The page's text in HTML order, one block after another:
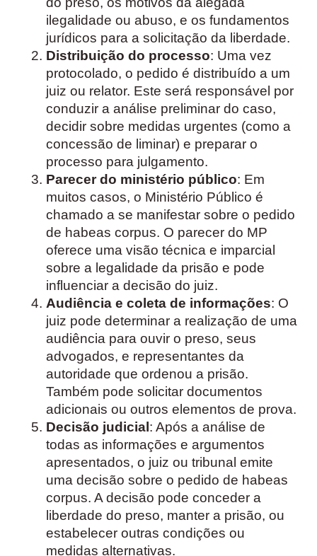
ilegalidade ou abuso, e os fundamentos
jurídicos para a solicitação da liberdade.
Distribuição do processo: Uma vez
protocolado, o pedido é distribuído a um
juiz ou relator. Este será responsável por
conduzir a análise preliminar do caso,
decidir sobre medidas urgentes (como a
concessão de liminar) e preparar o
processo para julgamento.
Parecer do ministério público: Em
muitos casos, o Ministério Público é
chamado a se manifestar sobre o pedido
de habeas corpus. O parecer do MP
oferece uma visão técnica e imparcial
sobre a legalidade da prisão e pode
influenciar a decisão do juiz.
Audiência e coleta de informações: O
juiz pode determinar a realização de uma
audiência para ouvir o preso, seus
advogados, e representantes da
autoridade que ordenou a prisão.
Também pode solicitar documentos
adicionais ou outros elementos de prova.
Decisão judicial : Após a análise de
todas as informações e argumentos
apresentados, o juiz ou tribunal emite
uma decisão sobre o pedido de habeas
corpus. A decisão pode conceder a
liberdade do preso, manter a prisão, ou
estabelecer outras condições ou
medidas alternativas.